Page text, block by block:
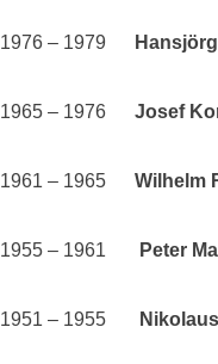
1976 – 1979
1965 – 1976 Josef
1961 – 1965 Wilhelm
1955 – 1961 Peter
1951 – 1955